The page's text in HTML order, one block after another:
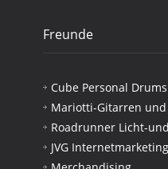
Freunde
Cube Personal Drums
Mariotti-Gitarren und
Roadrunner Licht-
JVG Internetmarketing